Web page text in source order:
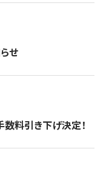
せ
料引き下げ決定！